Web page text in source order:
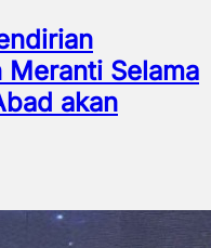
Meranti Selama
akan